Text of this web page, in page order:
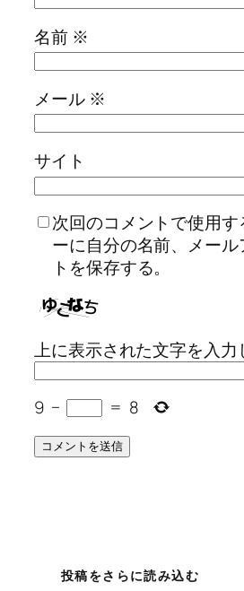
名前 ※
メール ※
サイト
次回のコメントで使用
ーに自分の名前、メール
トを保存する。
上に表示された文字を入力
9 − = 8
投稿をさらに読み込む